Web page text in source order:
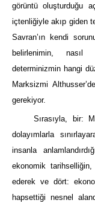
görüntü oluşturduğu
içtenliğiyle akıp giden
Savran’ın kendi
belirlenimin, nasıl
determinizmin hangi
Marksizmi
gerekiyor.
Sırasıyla, bir:
dolayımlarla
insanla
ekonomik
ederek ve dört:
hapsettiği nesnel